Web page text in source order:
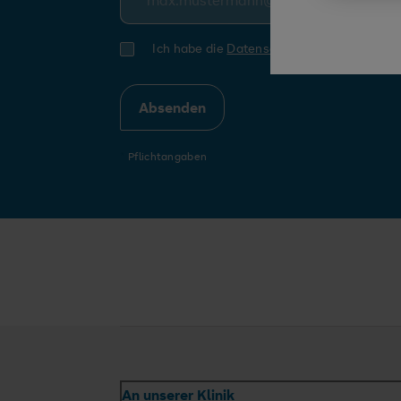
Ich habe die Datenschutzerklärung
Pflichtangaben
An unserer Klinik